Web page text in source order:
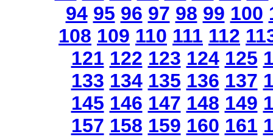
94 95 96 97 98 99 100
108 109 110 111 112
121 122 123 124 125
133 134 135 136 137
145 146 147 148 149
157 158 159 160 161